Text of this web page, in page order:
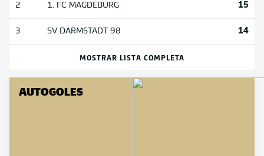
2 1. FC MAGDEBURG 15
3 SV DARMSTADT 98 14
MOSTRAR LISTA COMPLETA
AUTOGOLES